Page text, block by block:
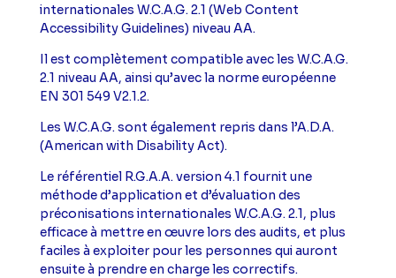
internationales W.C.A.G. 2.1 (Web Content
Accessibility Guidelines) niveau AA.
Il est complètement compatible avec les W.C.A.G.
2.1 niveau AA, ainsi qu’avec la norme européenne
EN 301 549 V2.1.2.
Les W.C.A.G. sont également repris dans l’A.D.A.
(American with Disability Act).
Le référentiel R.G.A.A. version 4.1 fournit une
méthode d’application et d’évaluation des
préconisations internationales W.C.A.G. 2.1, plus
efficace à mettre en œuvre lors des audits, et plus
faciles à exploiter pour les personnes qui auront
ensuite à prendre en charge les correctifs.